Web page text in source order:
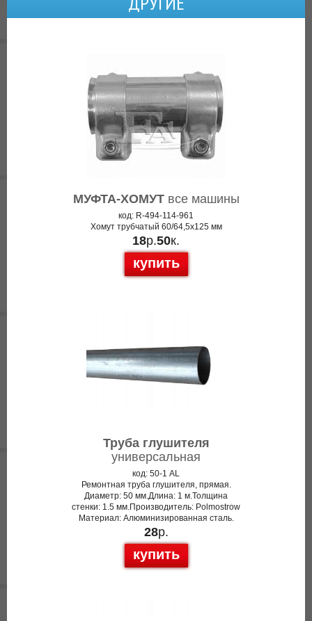
МУФТА-ХОМУТвсе машины
код: R-494-114-961
Хомут трубчатый 60/64,5x125 мм
18р.50к.
купить
Труба глушителя
универсальная
код: 50-1 AL
Ремонтная труба глушителя, прямая.
Диаметр: 50 мм.Длина: 1 м.Толщина
стенки: 1.5 мм.Производитель: Polmostrow
Материал: Алюминизированная сталь.
28р.
купить